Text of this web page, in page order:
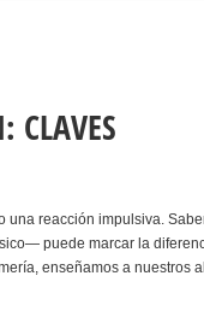
CLAVES
una reacción impulsiva.
puede marcar la
enseñamos a nuestros